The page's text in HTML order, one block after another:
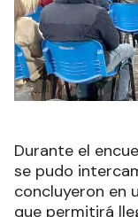
Durante el
se pudo
concluyeron en
que permitirá